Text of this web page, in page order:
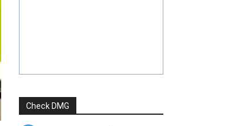
Check DMG